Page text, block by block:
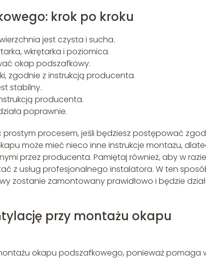
krok po kroku
jest czysta i sucha.
wkrętarka i poziomica.
okap podszafkowy.
zgodnie z instrukcją producenta.
stabilny.
producenta.
poprawnie.
procesem, jeśli będziesz postępować
może mieć nieco inne instrukcje montażu,
przez producenta. Pamiętaj również, aby w razie
z usług profesjonalnego instalatora. W ten
zostanie zamontowany prawidłowo i będzie
przy montażu okapu
okapu podszafkowego, ponieważ pomaga